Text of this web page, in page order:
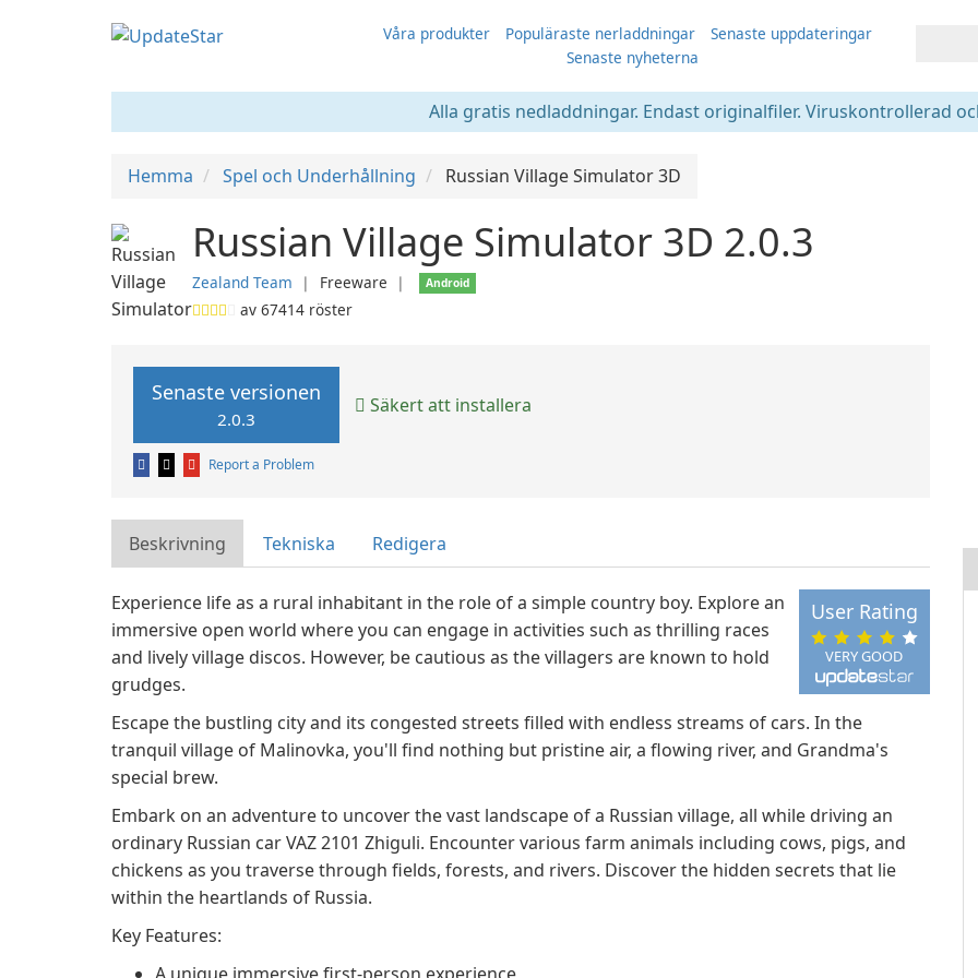
Våra produkter Populäraste nerladdningar
Senaste uppdateringar
Senaste nyheterna
Alla gratis nedladdningar. Endast originalfiler. Viruskontrollerad
Hemma Spel och Underhållning Russian Village Simulator 3D
Russian Village Simulator 3D 2.0.3
Zealand Team ❘ Freeware ❘ Android
av 67414 röster
Senaste versionen
2.0.3
Säkert att installera
Report a Problem
Beskrivning Tekniska Redigera
VERY GOOD
User Rating
Experience life as a rural inhabitant in the role of a simple country boy. Explore an
immersive open world where you can engage in activities such as thrilling races
and lively village discos. However, be cautious as the villagers are known to hold
grudges.
Escape the bustling city and its congested streets filled with endless streams of cars. In the
tranquil village of Malinovka, you'll find nothing but pristine air, a flowing river, and Grandma's
special brew.
Embark on an adventure to uncover the vast landscape of a Russian village, all while driving an
ordinary Russian car VAZ 2101 Zhiguli. Encounter various farm animals including cows, pigs, and
chickens as you traverse through fields, forests, and rivers. Discover the hidden secrets that lie
within the heartlands of Russia.
Key Features: